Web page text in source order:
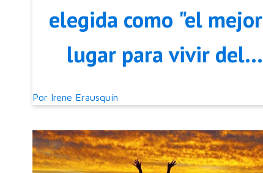
elegida como "el mejor
lugar para vivir del
Por Irene Erausquin